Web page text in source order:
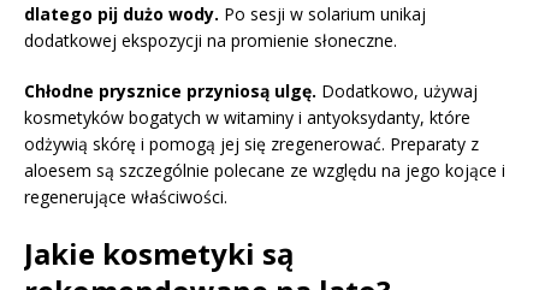
dlatego pij dużo wody. Po sesji w solarium unikaj
dodatkowej ekspozycji na promienie słoneczne.
Chłodne prysznice przyniosą ulgę. Dodatkowo, używaj
kosmetyków bogatych w witaminy i antyoksydanty, które
odżywią skórę i pomogą jej się zregenerować. Preparaty z
aloesem są szczególnie polecane ze względu na jego kojące i
regenerujące właściwości.
Jakie kosmetyki są